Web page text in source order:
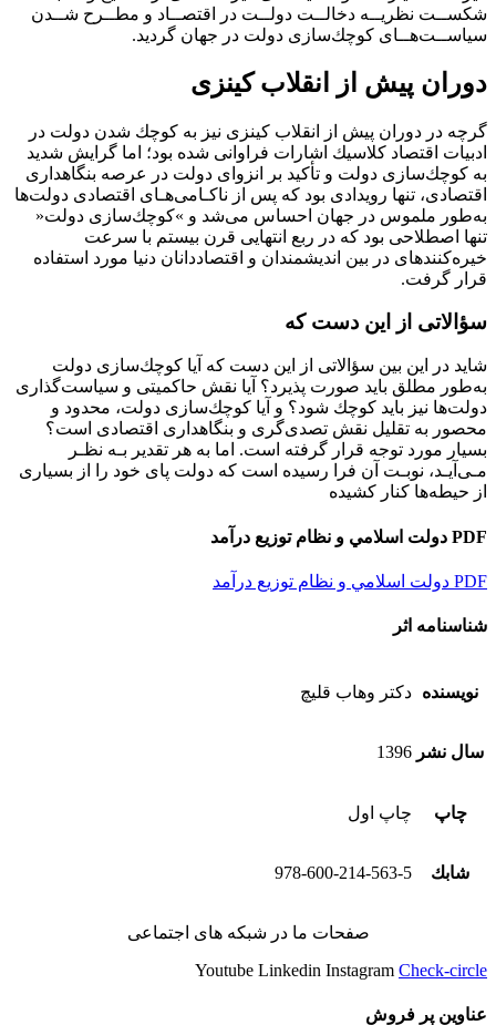
ﺷﻜﺴــﺖ ﻧﻈﺮﻳــﻪ دﺧﺎﻟــﺖ دوﻟــﺖ در اﻗﺘﺼــﺎد و ﻣﻄــﺮح ﺷــﺪن
ﺳﻴﺎﺳــﺖﻫــﺎى ﻛﻮﭼﻚﺳﺎزى دوﻟﺖ در ﺟﻬﺎن ﮔﺮدﻳﺪ.
دوران ﭘﻴﺶ از اﻧﻘﻼب ﻛﻴﻨﺰى
ﮔﺮﭼﻪ در دوران ﭘﻴﺶ از اﻧﻘﻼب ﻛﻴﻨﺰى ﻧﻴﺰ ﺑﻪ ﻛﻮﭼﻚ ﺷﺪن دوﻟﺖ در
ادﺑﻴﺎت اﻗﺘﺼﺎد ﻛﻼﺳﻴﻚ اﺷﺎرات ﻓﺮاواﻧﻰ ﺷﺪه ﺑﻮد؛ اﻣﺎ ﮔﺮاﻳﺶ ﺷﺪﻳﺪ
ﺑﻪ ﻛﻮﭼﻚﺳﺎزى دوﻟﺖ و ﺗﺄﻛﻴﺪ ﺑﺮ اﻧﺰواى دوﻟﺖ در ﻋﺮﺻﻪ ﺑﻨﮕﺎهدارى
اﻗﺘﺼﺎدى، ﺗﻨﻬﺎ روﻳﺪادى ﺑﻮد ﻛﻪ ﭘﺲ از ﻧﺎﻛـﺎﻣﻰﻫـﺎى اﻗﺘﺼﺎدى دوﻟﺖﻫﺎ
ﺑﻪﻃﻮر ﻣﻠﻤﻮس در ﺟﻬﺎن اﺣﺴﺎس ﻣﻰﺷﺪ و »ﻛﻮﭼﻚﺳﺎزى دوﻟﺖ«
ﺗﻨﻬﺎ اﺻﻄﻼﺣﻰ ﺑﻮد ﻛﻪ در رﺑﻊ اﻧﺘﻬﺎﻳﻰ ﻗﺮن ﺑﻴﺴﺘﻢ ﺑﺎ ﺳﺮﻋﺖ
ﺧﻴﺮهﻛﻨﻨﺪهاى در ﺑﻴﻦ اﻧﺪﻳﺸﻤﻨﺪان و اﻗﺘﺼﺎدداﻧﺎن دﻧﻴﺎ ﻣﻮرد اﺳﺘﻔﺎده
ﻗﺮار ﮔﺮﻓﺖ.
ﺳﺆاﻻﺗﻰ از اﻳﻦ دﺳﺖ ﻛﻪ
ﺷﺎﻳﺪ در اﻳﻦ ﺑﻴﻦ ﺳﺆاﻻﺗﻰ از اﻳﻦ دﺳﺖ ﻛﻪ آﻳﺎ ﻛﻮﭼﻚﺳﺎزى دوﻟﺖ
ﺑﻪﻃﻮر ﻣﻄﻠﻖ ﺑﺎﻳﺪ ﺻﻮرت ﭘﺬﻳﺮد؟ آﻳﺎ ﻧﻘﺶ ﺣﺎﻛﻤﻴﺘﻰ و ﺳﻴﺎﺳﺖﮔﺬارى
دوﻟﺖﻫﺎ ﻧﻴﺰ ﺑﺎﻳﺪ ﻛﻮﭼﻚ ﺷﻮد؟ و آﻳﺎ ﻛﻮﭼﻚﺳﺎزى دوﻟﺖ، ﻣﺤﺪود و
ﻣﺤﺼﻮر ﺑﻪ ﺗﻘﻠﻴﻞ ﻧﻘﺶ ﺗﺼﺪىﮔﺮى و ﺑﻨﮕﺎهدارى اﻗﺘﺼﺎدى اﺳﺖ؟
ﺑﺴﻴﺎر ﻣﻮرد ﺗﻮﺟﻪ ﻗﺮار ﮔﺮﻓﺘﻪ اﺳﺖ. اﻣﺎ ﺑﻪ ﻫﺮ ﺗﻘﺪﻳﺮ ﺑـﻪ ﻧﻈـﺮ
ﻣـﻰآﻳـﺪ، ﻧﻮﺑـﺖ آن ﻓﺮا رﺳﻴﺪه اﺳﺖ ﻛﻪ دوﻟﺖ ﭘﺎى ﺧﻮد را از ﺑﺴﻴﺎرى
از ﺣﻴﻄﻪﻫﺎ ﻛﻨﺎر ﻛﺸﻴﺪه
PDF دولت اسلامي و نظام توزيع درآمد
PDF دولت اسلامي و نظام توزيع درآمد
شناسنامه اثر
نویسنده دكتر وهاب قليچ
سال نشر 1396
چاپ چاپ اول
شابك 978-600-214-563-5
صفحات ما در شبکه های اجتماعی
Youtube Linkedin Instagram Check-circle
عناوین پر فروش